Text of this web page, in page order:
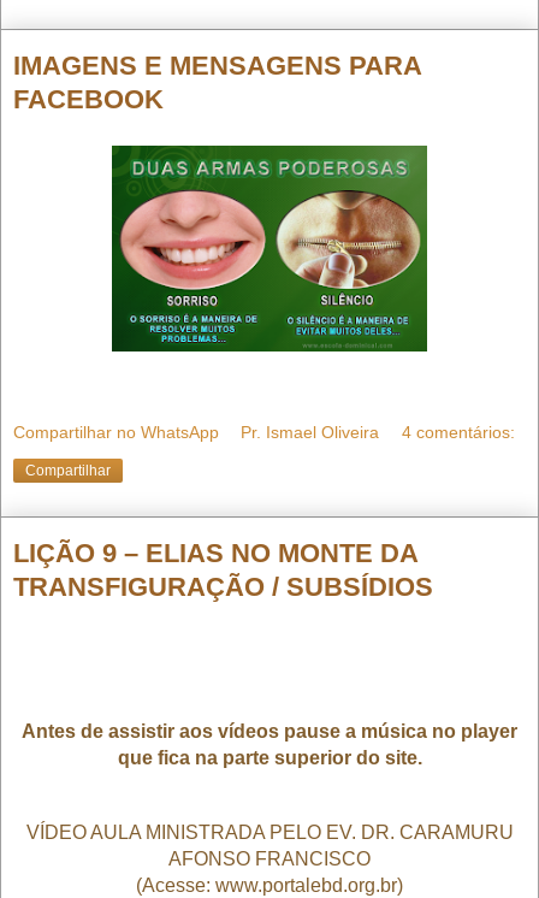
IMAGENS E MENSAGENS PARA
FACEBOOK
Compartilhar no WhatsApp Pr. Ismael Oliveira 4 comentários:
Compartilhar
LIÇÃO 9 – ELIAS NO MONTE DA
TRANSFIGURAÇÃO / SUBSÍDIOS
Antes de assistir aos vídeos pause a música no player
que fica na parte superior do site.
VÍDEO AULA MINISTRADA PELO EV. DR. CARAMURU
AFONSO FRANCISCO
(Acesse: www.portalebd.org.br)